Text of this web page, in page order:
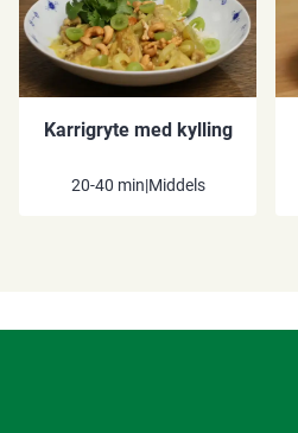
Karrigryte med kylling
20-40 min|Middels